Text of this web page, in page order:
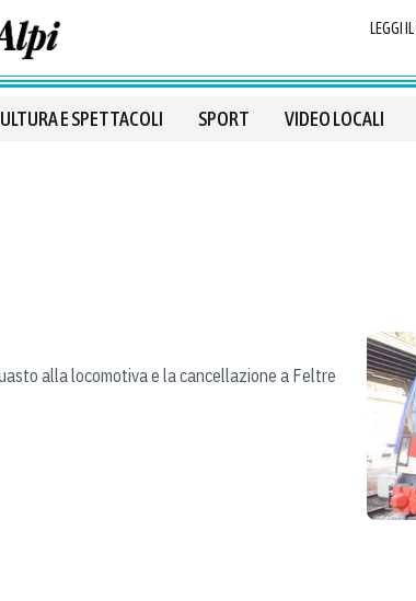
LEGGI
E SPETTACOLI SPORT VIDEO LOCALI
alla locomotiva e la cancellazione a Feltre